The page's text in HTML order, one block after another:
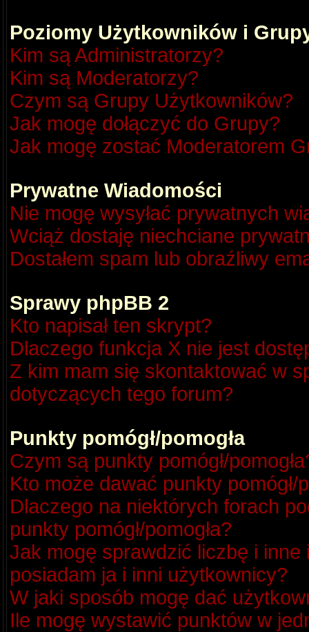
Poziomy Użytkowników i
Kim są Administratorzy?
Kim są Moderatorzy?
Czym są Grupy Użytkowników?
Jak mogę dołączyć do Grupy?
Jak mogę zostać Moderatorem
Prywatne Wiadomości
Nie mogę wysyłać prywatnych
Wciąż dostaję niechciane
Dostałem spam lub obraźliwy
Sprawy phpBB 2
Kto napisał ten skrypt?
Dlaczego funkcja X nie jest
Z kim mam się skontaktować w
dotyczących tego forum?
Punkty pomógł/pomogła
Czym są punkty pomógł/
Kto może dawać punkty pomógł/
Dlaczego na niektórych forach
punkty pomógł/pomogła?
Jak mogę sprawdzić liczbę i
posiadam ja i inni użytkownicy?
W jaki sposób mogę dać
Ile mogę wystawić punktów w